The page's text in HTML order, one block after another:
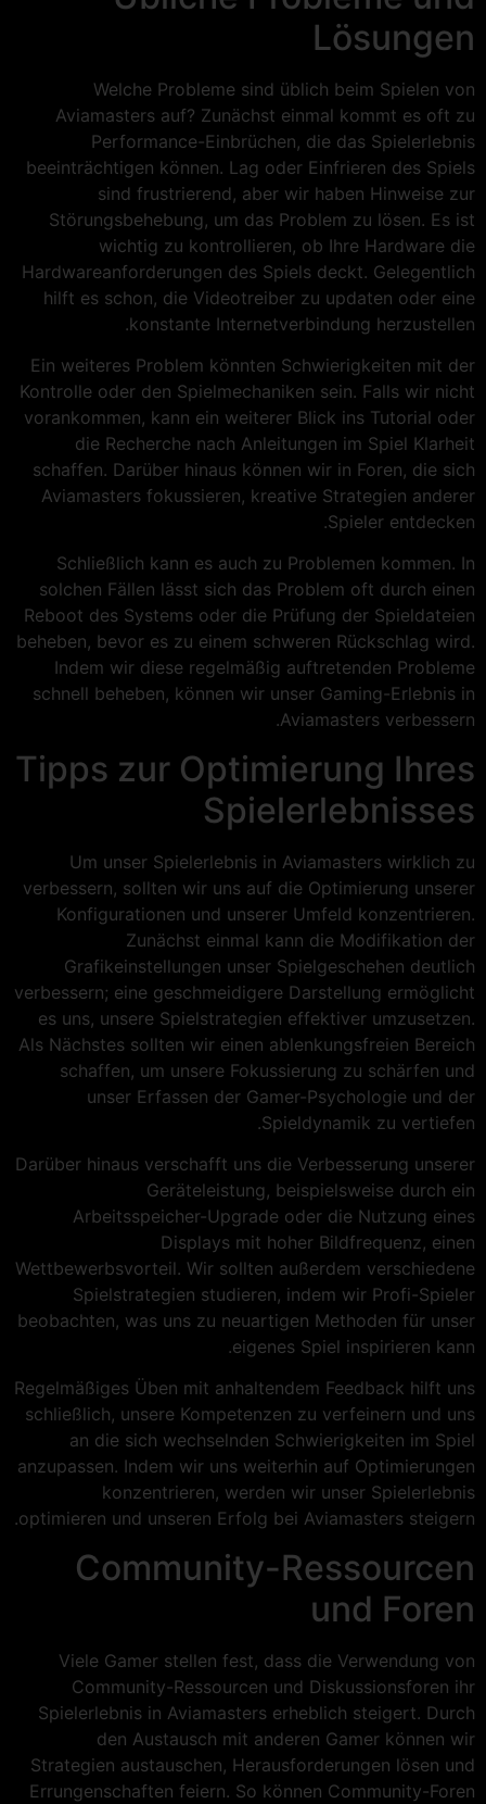
Lösungen
Welche Probleme sind üblich beim Spielen von
Aviamasters auf? Zunächst einmal kommt es oft zu
Performance-Einbrüchen, die das Spielerlebnis
beeinträchtigen können. Lag oder Einfrieren des Spiels
sind frustrierend, aber wir haben Hinweise zur
Störungsbehebung, um das Problem zu lösen. Es ist
wichtig zu kontrollieren, ob Ihre Hardware die
Hardwareanforderungen des Spiels deckt. Gelegentlich
hilft es schon, die Videotreiber zu updaten oder eine
konstante Internetverbindung herzustellen.
Ein weiteres Problem könnten Schwierigkeiten mit der
Kontrolle oder den Spielmechaniken sein. Falls wir nicht
vorankommen, kann ein weiterer Blick ins Tutorial oder
die Recherche nach Anleitungen im Spiel Klarheit
schaffen. Darüber hinaus können wir in Foren, die sich
Aviamasters fokussieren, kreative Strategien anderer
Spieler entdecken.
Schließlich kann es auch zu Problemen kommen. In
solchen Fällen lässt sich das Problem oft durch einen
Reboot des Systems oder die Prüfung der Spieldateien
beheben, bevor es zu einem schweren Rückschlag wird.
Indem wir diese regelmäßig auftretenden Probleme
schnell beheben, können wir unser Gaming-Erlebnis in
Aviamasters verbessern.
Tipps zur Optimierung Ihres
Spielerlebnisses
Um unser Spielerlebnis in Aviamasters wirklich zu
verbessern, sollten wir uns auf die Optimierung unserer
Konfigurationen und unserer Umfeld konzentrieren.
Zunächst einmal kann die Modifikation der
Grafikeinstellungen unser Spielgeschehen deutlich
verbessern; eine geschmeidigere Darstellung ermöglicht
es uns, unsere Spielstrategien effektiver umzusetzen.
Als Nächstes sollten wir einen ablenkungsfreien Bereich
schaffen, um unsere Fokussierung zu schärfen und
unser Erfassen der Gamer-Psychologie und der
Spieldynamik zu vertiefen.
Darüber hinaus verschafft uns die Verbesserung unserer
Geräteleistung, beispielsweise durch ein
Arbeitsspeicher-Upgrade oder die Nutzung eines
Displays mit hoher Bildfrequenz, einen
Wettbewerbsvorteil. Wir sollten außerdem verschiedene
Spielstrategien studieren, indem wir Profi-Spieler
beobachten, was uns zu neuartigen Methoden für unser
eigenes Spiel inspirieren kann.
Regelmäßiges Üben mit anhaltendem Feedback hilft uns
schließlich, unsere Kompetenzen zu verfeinern und uns
an die sich wechselnden Schwierigkeiten im Spiel
anzupassen. Indem wir uns weiterhin auf Optimierungen
konzentrieren, werden wir unser Spielerlebnis
optimieren und unseren Erfolg bei Aviamasters steigern.
Community-Ressourcen
und Foren
Viele Gamer stellen fest, dass die Verwendung von
Community-Ressourcen und Diskussionsforen ihr
Spielerlebnis in Aviamasters erheblich steigert. Durch
den Austausch mit anderen Gamer können wir
Strategien austauschen, Herausforderungen lösen und
Errungenschaften feiern. So können Community-Foren